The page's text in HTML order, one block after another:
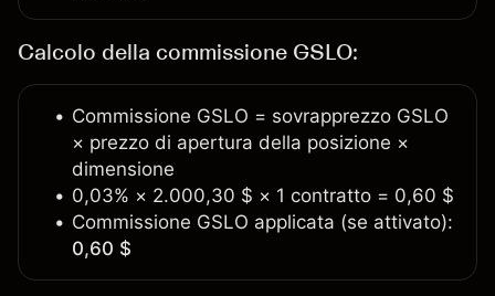
Calcolo della commissione GSLO:
Commissione GSLO = sovrapprezzo GSLO
× prezzo di apertura della posizione ×
dimensione
0,03% × 2.000,30 $ × 1 contratto = 0,60 $
Commissione GSLO applicata (se attivato):
0,60 $